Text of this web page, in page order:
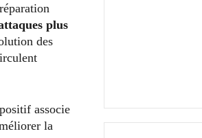
plus
des
associe
la